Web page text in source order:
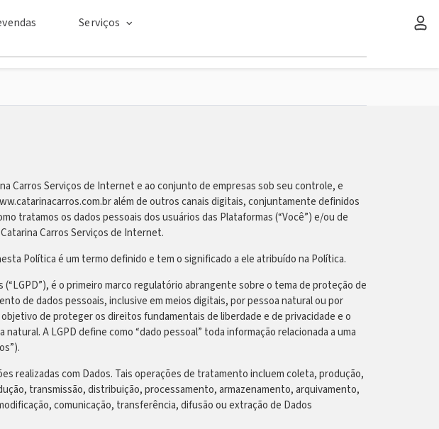
Serviços
Carros Serviços de Internet e ao conjunto de empresas sob seu controle, e
além de outros canais digitais, conjuntamente definidos
tratamos os dados pessoais dos usuários das Plataformas (“Você”) e/ou de
Carros Serviços de Internet.
Política é um termo definido e tem o significado a ele atribuído na Política.
(“LGPD”), é o primeiro marco regulatório abrangente sobre o tema de proteção de
de dados pessoais, inclusive em meios digitais, por pessoa natural ou por
de proteger os direitos fundamentais de liberdade e de privacidade e o
A LGPD define como “dado pessoal” toda informação relacionada a uma
realizadas com Dados. Tais operações de tratamento incluem coleta, produção,
transmissão, distribuição, processamento, armazenamento, arquivamento,
comunicação, transferência, difusão ou extração de Dados